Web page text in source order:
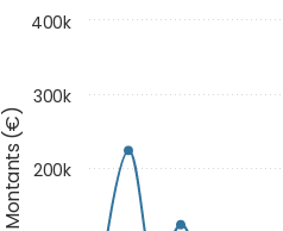
Montants (€) 200k
300k
400k